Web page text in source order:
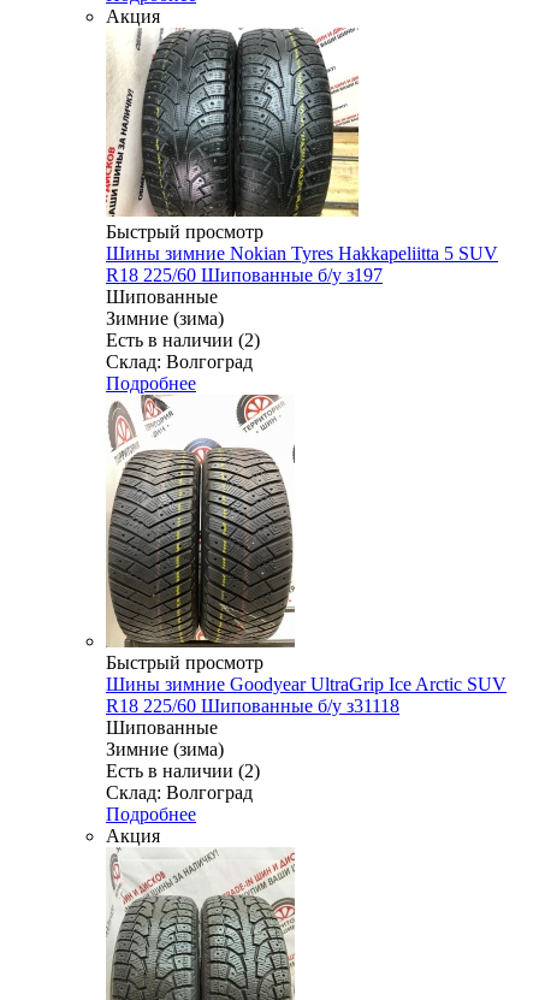
Акция
Быстрый просмотр
Шины зимние Nokian Tyres Hakkapeliitta 5 SUV
R18 225/60 Шипованные б/у з197
Шипованные
Зимние (зима)
Есть в наличии (2)
Склад: Волгоград
Подробнее
Быстрый просмотр
Шины зимние Goodyear UltraGrip Ice Arctic SUV
R18 225/60 Шипованные б/у з31118
Шипованные
Зимние (зима)
Есть в наличии (2)
Склад: Волгоград
Подробнее
Акция